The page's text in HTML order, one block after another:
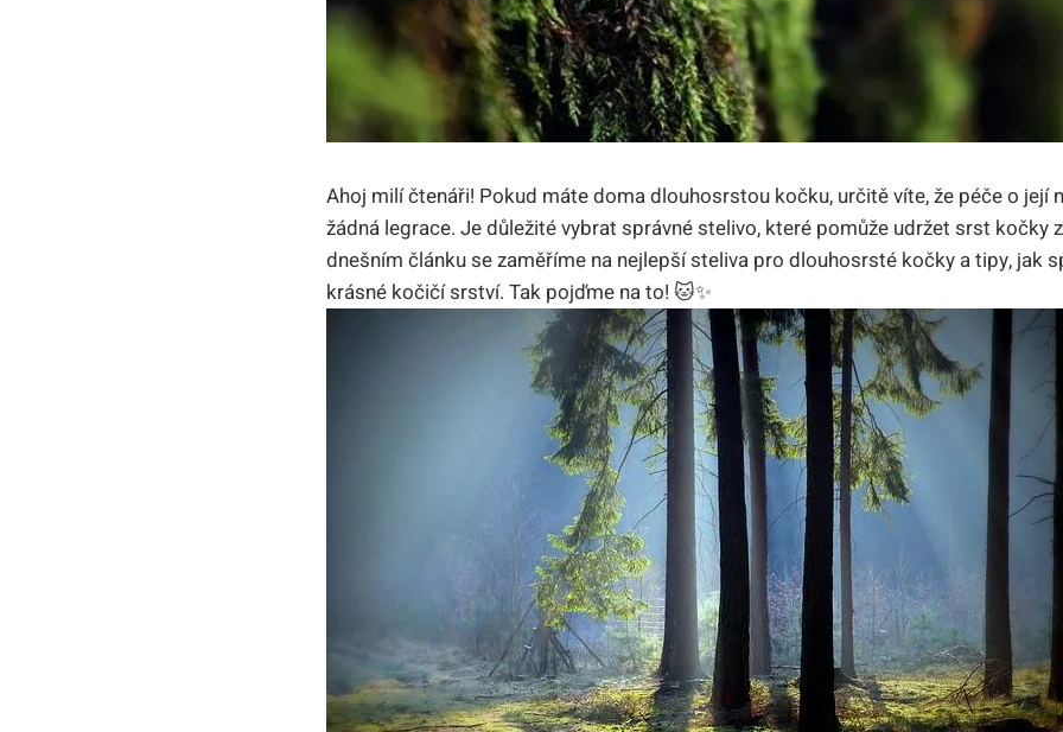
Ahoj milí čtenáři! Pokud máte doma dlouhosrstou kočku, určitě víte, že péče o její
žádná legrace. Je důležité vybrat správné stelivo, které pomůže udržet srst kočky
dnešním článku se zaměříme na nejlepší steliva pro dlouhosrsté kočky a tipy, jak
krásné kočičí srství. Tak pojďme na to! 🐱✨